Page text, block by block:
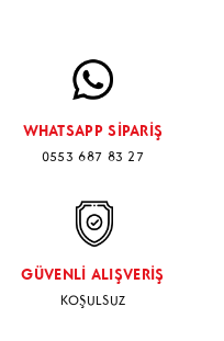
WHATSAPP SİPARİŞ
0553 687 83 27
GÜVENLİ ALIŞVERİŞ
KOŞULSUZ